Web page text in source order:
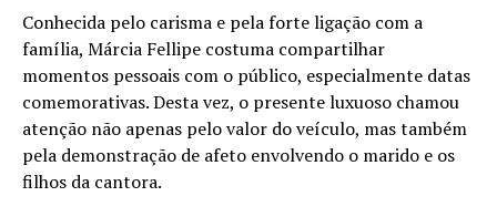
Conhecida pelo carisma e pela forte ligação com a
família, Márcia Fellipe costuma compartilhar
momentos pessoais com o público, especialmente datas
comemorativas. Desta vez, o presente luxuoso chamou
atenção não apenas pelo valor do veículo, mas também
pela demonstração de afeto envolvendo o marido e os
filhos da cantora.